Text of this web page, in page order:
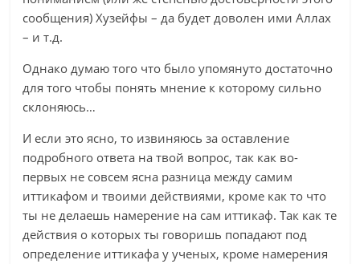
сообщения) Хузейфы – да будет доволен ими Аллах
– и т.д.
Однако думаю того что было упомянуто достаточно
для того чтобы понять мнение к которому сильно
склоняюсь…
И если это ясно, то извиняюсь за оставление
подробного ответа на твой вопрос, так как во-
первых не совсем ясна разница между самим
иттикафом и твоими действиями, кроме как то что
ты не делаешь намерение на сам иттикаф. Так как те
действия о которых ты говоришь попадают под
определение иттикафа у ученых, кроме намерения